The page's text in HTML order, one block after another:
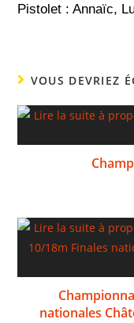
Pistolet : Annaïc,
VOUS DEVRIEZ
nationales